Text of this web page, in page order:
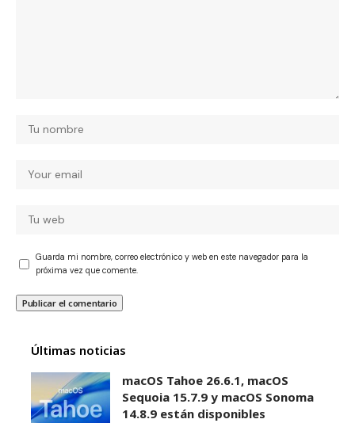
Guarda mi nombre, correo electrónico y web en este navegador para la
próxima vez que comente.
Últimas noticias
macOS Tahoe 26.6.1, macOS
Sequoia 15.7.9 y macOS Sonoma
14.8.9 están disponibles